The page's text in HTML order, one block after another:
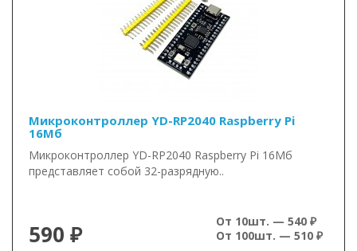
Микроконтроллер YD-RP2040 Raspberry Pi
16Мб
Микроконтроллер YD-RP2040 Raspberry Pi 16Мб
представляет собой 32-разрядную..
590 ₽
От 10шт. — 540 ₽
От 100шт. — 510 ₽